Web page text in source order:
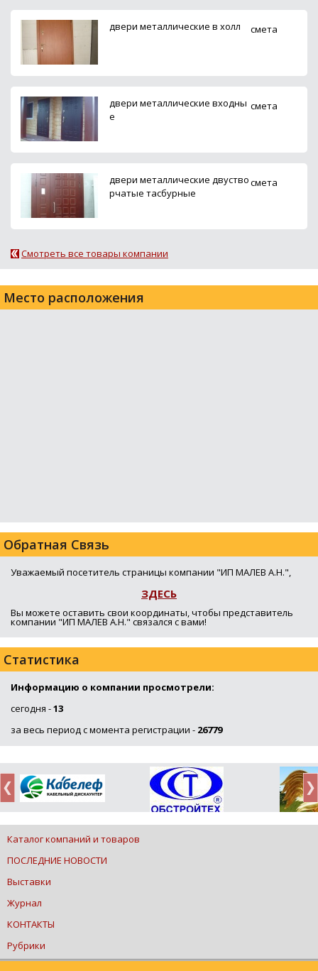
двери металлические в холл смета
двери металлические входны
е
смета
двери металлические двуство
рчатые тасбурные
смета
Смотреть все товары компании
Место расположения
Обратная Связь
Уважаемый посетитель страницы компании "ИП МАЛЕВ А.Н.",
ЗДЕСЬ
Вы можете оставить свои координаты, чтобы представитель
компании "ИП МАЛЕВ А.Н." связался с вами!
Статистика
Информацию о компании просмотрели:
сегодня -13
за весь период с момента регистрации - 26779
Каталог компаний и товаров
ПОСЛЕДНИЕ НОВОСТИ
Выставки
Журнал
КОНТАКТЫ
Рубрики